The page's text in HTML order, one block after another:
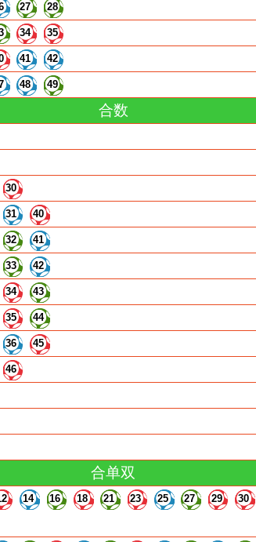
27 28
34 35
41 42
48 49
合数
30
31 40
32 41
33 42
34 43
35 44
36 45
46
合单双
14 16 18 21 23 25 27 29 30